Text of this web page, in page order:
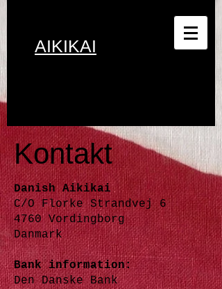
AIKIKAI
Kontakt
Danish Aikikai
C/O Florke Strandvej 6
4760 Vordingborg
Danmark
Bank information:
Den Danske Bank